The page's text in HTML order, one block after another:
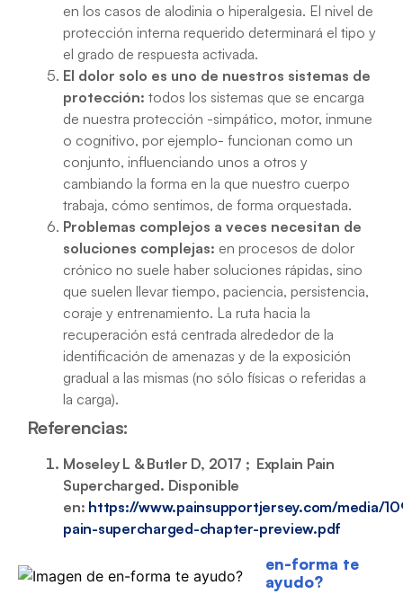
en los casos de alodinia o hiperalgesia. El nivel de
protección interna requerido determinará el tipo y
el grado de respuesta activada.
El dolor solo es uno de nuestros sistemas de
protección: todos los sistemas que se encarga
de nuestra protección -simpático, motor, inmune
o cognitivo, por ejemplo- funcionan como un
conjunto, influenciando unos a otros y
cambiando la forma en la que nuestro cuerpo
trabaja, cómo sentimos, de forma orquestada.
Problemas complejos a veces necesitan de
soluciones complejas: en procesos de dolor
crónico no suele haber soluciones rápidas, sino
que suelen llevar tiempo, paciencia, persistencia,
coraje y entrenamiento. La ruta hacia la
recuperación está centrada alrededor de la
identificación de amenazas y de la exposición
gradual a las mismas (no sólo físicas o referidas a
la carga).
Referencias:
Moseley L & Butler D, 2017 ; Explain Pain
Supercharged. Disponible
en: https://www.painsupportjersey.com/media/
pain-supercharged-chapter-preview.pdf
en-forma te
ayudo?